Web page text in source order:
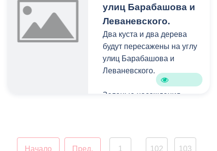
и бесхозный гараж,
который стоит во дворе.
улиц Барабашова и
Леваневского.
Два куста и два дерева
будут пересажены на углу
улиц Барабашова и
Леваневского.
Зеленые насаждения
Начало Пред.
1
102 103